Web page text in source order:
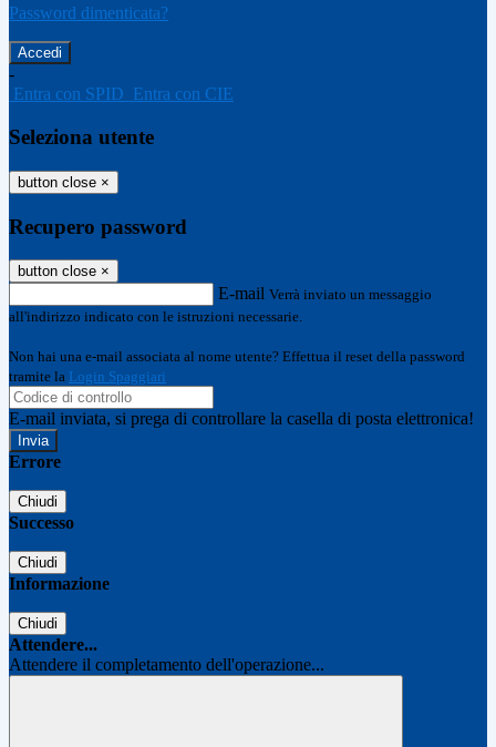
Password dimenticata?
-
Entra con SPID Entra con CIE
Seleziona utente
button close ×
Recupero password
button close ×
E-mail Verrà inviato un messaggio
all'indirizzo indicato con le istruzioni necessarie.
Non hai una e-mail associata al nome utente? Effettua il reset della password
tramite la Login Spaggiari
E-mail inviata, si prega di controllare la casella di posta elettronica!
Errore
Chiudi
Successo
Chiudi
Informazione
Chiudi
Attendere...
Attendere il completamento dell'operazione...